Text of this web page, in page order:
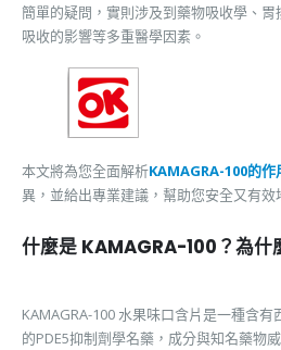
簡單的疑問，實則涉及到藥物吸收學、
吸收的影響等多重醫學因素。
本文將為您全面解析KAMAGRA-100的作
異，並給出專業建議，幫助您安全又有效
什麼是 KAMAGRA-100？為什
KAMAGRA-100 水果味口含片是一種含
的PDE5抑制劑學名藥，成分與知名藥物